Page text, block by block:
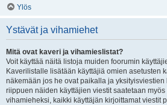
Ylös
Ystävät ja vihamiehet
Mitä ovat kaveri ja vihamieslistat?
Voit käyttää näitä listoja muiden foorumin
Kaverilistalle lisätään käyttäjiä omien asetusten
näkemään jos he ovat paikalla ja yksityisviestien
riippuen näiden käyttäjien viestit saatetaan
vihamieheksi, kaikki käyttäjän kirjoittamat viestit